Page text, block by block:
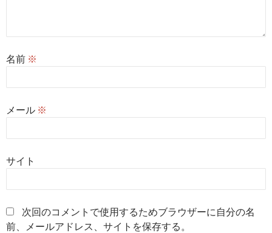
名前 ※
メール ※
サイト
次回のコメントで使用するためブラウザーに自分の名
前、メールアドレス、サイトを保存する。